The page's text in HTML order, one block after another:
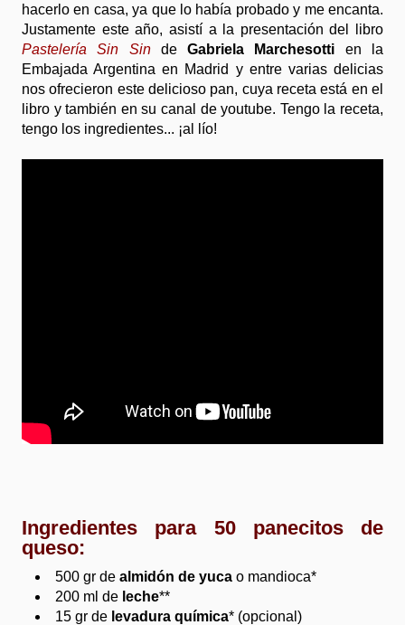
hacerlo en casa, ya que lo había probado y me encanta.
Justamente este año, asistí a la presentación del libro
Pastelería Sin SindeGabriela Marchesotti en la
Embajada Argentina en Madrid y entre varias delicias
nos ofrecieron este delicioso pan, cuya receta está en el
libro y también en su canal de youtube. Tengo la receta,
tengo los ingredientes... ¡al lío!
Ingredientes para 50 panecitos de
queso:
500 gr de almidón de yuca o mandioca*
200 ml de leche**
15 gr de levadura química* (opcional)